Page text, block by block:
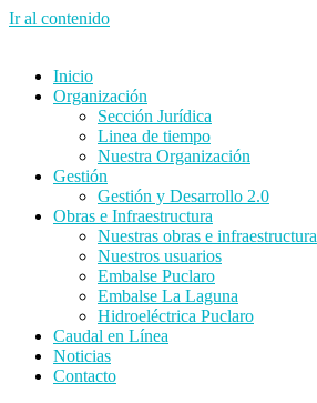
Ir al contenido
Inicio
Organización
Sección Jurídica
Linea de tiempo
Nuestra Organización
Gestión
Gestión y Desarrollo 2.0
Obras e Infraestructura
Nuestras obras e infraestructura
Nuestros usuarios
Embalse Puclaro
Embalse La Laguna
Hidroeléctrica Puclaro
Caudal en Línea
Noticias
Contacto